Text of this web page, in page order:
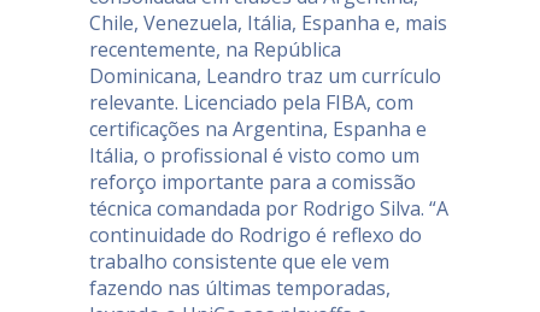
Chile, Venezuela, Itália, Espanha e, mais
recentemente, na República
Dominicana, Leandro traz um currículo
relevante. Licenciado pela FIBA, com
certificações na Argentina, Espanha e
Itália, o profissional é visto como um
reforço importante para a comissão
técnica comandada por Rodrigo Silva. “A
continuidade do Rodrigo é reflexo do
trabalho consistente que ele vem
fazendo nas últimas temporadas,